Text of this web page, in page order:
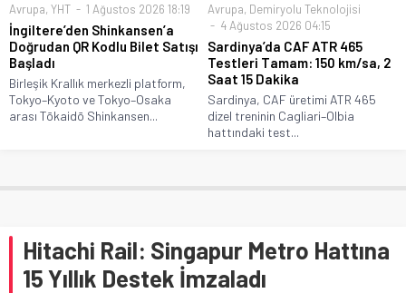
Avrupa, YHT 1 Ağustos 2026 18:19
İngiltere’den Shinkansen’a
Doğrudan QR Kodlu Bilet Satışı
Başladı
Birleşik Krallık merkezli platform,
Tokyo–Kyoto ve Tokyo–Osaka
arası Tōkaidō Shinkansen...
Avrupa, Demiryolu Teknolojisi
4 Ağustos 2026 04:15
Sardinya’da CAF ATR 465
Testleri Tamam: 150 km/sa, 2
Saat 15 Dakika
Sardinya, CAF üretimi ATR 465
dizel treninin Cagliari–Olbia
hattındaki test...
Hitachi Rail: Singapur Metro Hattına
15 Yıllık Destek İmzaladı